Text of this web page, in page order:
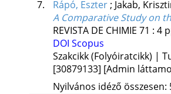
7.
Rápó, Eszter; Jakab,
A Comparative Study on
REVISTA DE CHIMIE 71 : 4
DOI Scopus
Szakcikk (Folyóiratcikk) |
[30879133] [Admin
Nyilvános idéző